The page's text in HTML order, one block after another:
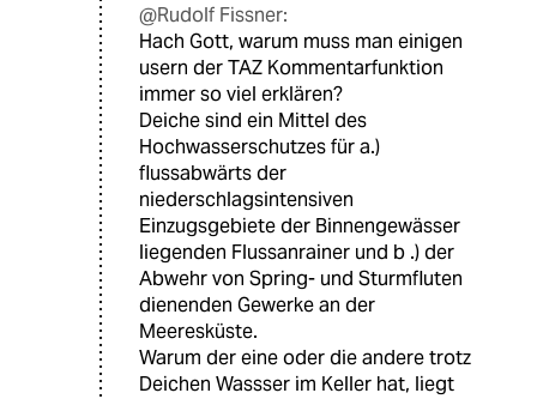
@Rudolf Fissner:
Hach Gott, warum muss man einigen
usern der TAZ Kommentarfunktion
immer so viel erklären?
Deiche sind ein Mittel des
Hochwasserschutzes für a.)
flussabwärts der
niederschlagsintensiven
Einzugsgebiete der Binnengewässer
liegenden Flussanrainer und b .) der
Abwehr von Spring- und Sturmfluten
dienenden Gewerke an der
Meeresküste.
Warum der eine oder die andere trotz
Deichen Wassser im Keller hat, liegt